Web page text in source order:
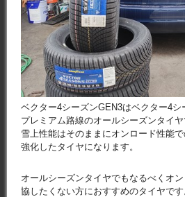
ベクター4シーズンGEN3はベクター4
プレミアム路線のオールシーズンタイヤ
雪上性能はそのままにオンロード性能
強化したタイヤになります。
オールシーズンタイヤでもなるべくオ
協したくない方におすすめのタイヤです